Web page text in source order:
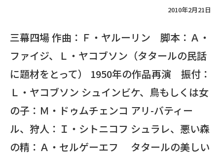
2010年2月21日
三幕四場 作曲：Ｆ・ヤルーリン 脚本：Ａ・
ファイジ、Ｌ・ヤコブソン（タタールの民話
に題材をとって） 1950年の作品再演 振付：
Ｌ・ヤコブソン シュインビケ、鳥もしくは女
の子：Ｍ・ドゥムチェンコ アリ-バティー
ル、狩人：Ｉ・シトニコフ シュラレ、悪い森
の精：Ａ・セルゲーエフ タタールの美しい